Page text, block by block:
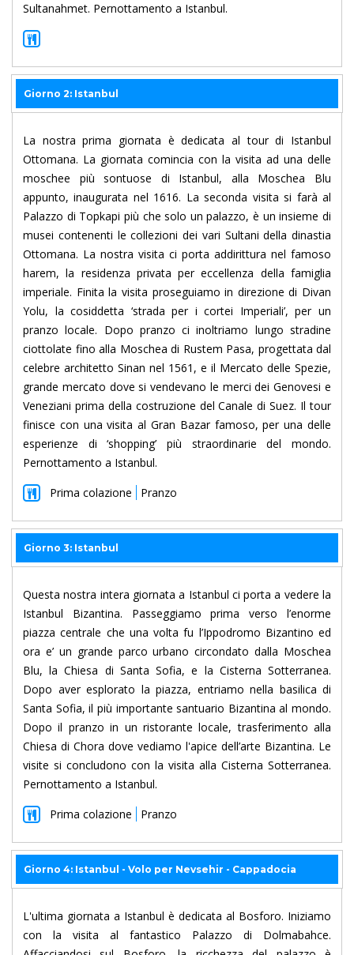
Sultanahmet. Pernottamento a Istanbul.
Giorno 2: Istanbul
La nostra prima giornata è dedicata al tour di Istanbul
Ottomana. La giornata comincia con la visita ad una delle
moschee più sontuose di Istanbul, alla Moschea Blu
appunto, inaugurata nel 1616. La seconda visita si farà al
Palazzo di Topkapi più che solo un palazzo, è un insieme di
musei contenenti le collezioni dei vari Sultani della dinastia
Ottomana. La nostra visita ci porta addirittura nel famoso
harem, la residenza privata per eccellenza della famiglia
imperiale. Finita la visita proseguiamo in direzione di Divan
Yolu, la cosiddetta ‘strada per i cortei Imperiali’, per un
pranzo locale. Dopo pranzo ci inoltriamo lungo stradine
ciottolate fino alla Moschea di Rustem Pasa, progettata dal
celebre architetto Sinan nel 1561, e il Mercato delle Spezie,
grande mercato dove si vendevano le merci dei Genovesi e
Veneziani prima della costruzione del Canale di Suez. Il tour
finisce con una visita al Gran Bazar famoso, per una delle
esperienze di ‘shopping’ più straordinarie del mondo.
Pernottamento a Istanbul.
Prima colazione
Pranzo
Giorno 3: Istanbul
Questa nostra intera giornata a Istanbul ci porta a vedere la
Istanbul Bizantina. Passeggiamo prima verso l’enorme
piazza centrale che una volta fu l’Ippodromo Bizantino ed
ora e’ un grande parco urbano circondato dalla Moschea
Blu, la Chiesa di Santa Sofia, e la Cisterna Sotterranea.
Dopo aver esplorato la piazza, entriamo nella basilica di
Santa Sofia, il più importante santuario Bizantina al mondo.
Dopo il pranzo in un ristorante locale, trasferimento alla
Chiesa di Chora dove vediamo l'apice dell’arte Bizantina. Le
visite si concludono con la visita alla Cisterna Sotterranea.
Pernottamento a Istanbul.
Prima colazione
Pranzo
Giorno 4: Istanbul - Volo per Nevsehir - Cappadocia
L'ultima giornata a Istanbul è dedicata al Bosforo. Iniziamo
con la visita al fantastico Palazzo di Dolmabahce.